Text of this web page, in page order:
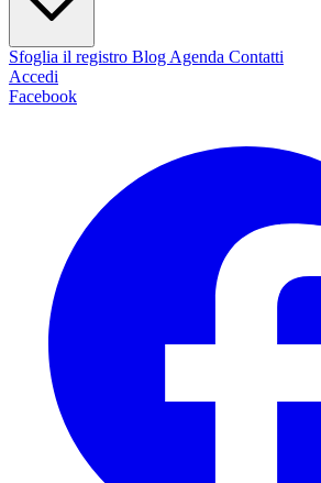
Sfoglia il registro Blog Agenda Contatti
Accedi
Facebook